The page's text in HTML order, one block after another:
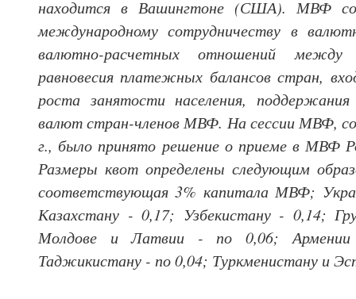
находится в Вашингтоне (США). МВФ
международному сотрудничеству в
валютно-расчетных отношений между
равновесия платежных балансов стран,
роста занятости населения,
валют стран-членов МВФ. На сессии МВФ,
г., было принято решение о приеме в МВФ
Размеры квот определены следующим
соответствующая 3% капитала МВФ;
Казахстану - 0,17; Узбекистану - 0,14;
Молдове и Латвии - по 0,06;
Таджикистану - по 0,04; Туркменистану и